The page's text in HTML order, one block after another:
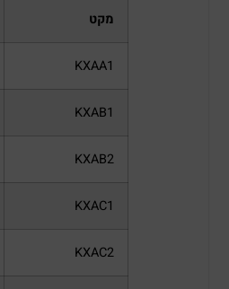
מקט
KXAA1
KXAB1
KXAB2
KXAC1
KXAC2